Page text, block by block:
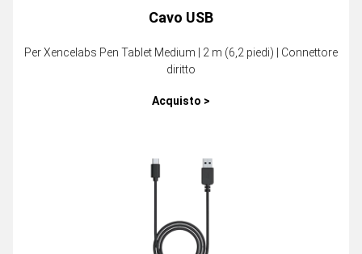
Cavo USB
Per Xencelabs Pen Tablet Medium | 2 m (6,2 piedi) | Connettore
diritto
Acquisto >